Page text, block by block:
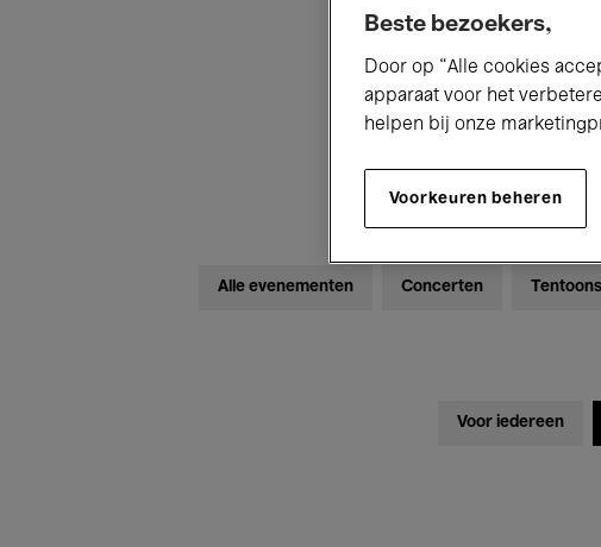
Alle evenementen Concerten
Voor iedereen
Beste bezoekers,
Door op “Alle cookies
apparaat voor het
helpen bij onze
Voorkeuren beheren